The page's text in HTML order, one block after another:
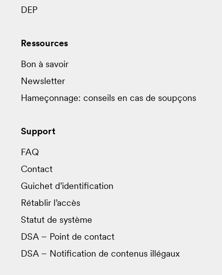
DEP
Ressources
Bon à savoir
Newsletter
Hameçonnage: conseils en cas de soupçons
Support
FAQ
Contact
Guichet d’identification
Rétablir l’accès
Statut de système
DSA – Point de contact
DSA – Notification de contenus illégaux